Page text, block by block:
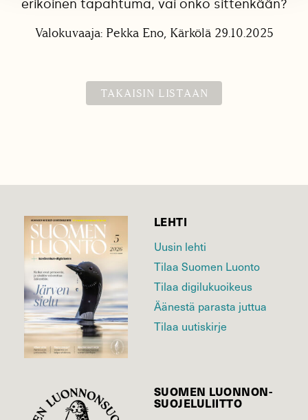
erikoinen tapahtuma, vai onko sittenkään?
Valokuvaaja: Pekka Eno, Kärkölä 29.10.2025
TAKAISIN LISTAAN
LEHTI
Uusin lehti
Tilaa Suomen Luonto
Tilaa digilukuoikeus
Äänestä parasta juttua
Tilaa uutiskirje
SUOMEN LUONNON­
SUOJELU­LIITTO